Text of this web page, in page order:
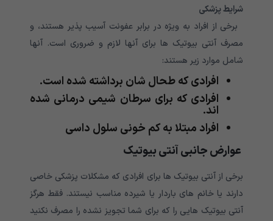
شرایط پزشکی
برخی از افراد به ویژه در برابر عفونت آسیب پذیر هستند، و
مصرف آنتی بیوتیک ها برای آنها لازم و ضروری است. آنها
شامل موارد زیر هستند:
افرادی که طحال شان برداشته شده است.
افرادی که برای سرطان شیمی درمانی شده
اند.
افراد مبتلا به کم خونی سلول داسی
عوارض جانبی آنتی بیوتیک
برخی از آنتی بیوتیک ها برای افرادی که مشکلات پزشکی خاصی
دارند یا خانم های باردار یا شیرده مناسب نیستند. فقط هرگز
آنتی بیوتیک هایی را که برای شما تجویز نشده را مصرف نکنید